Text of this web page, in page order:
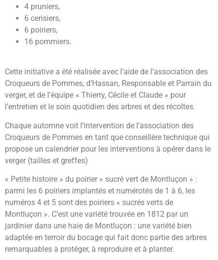
4 pruniers,
6 cerisiers,
6 poiriers,
16 pommiers.
Cette initiative a été réalisée avec l’aide de l’association des
Croqueurs de Pommes, d’Hassan, Responsable et Parrain du
verger, et de l’équipe « Thierry, Cécile et Claude » pour
l’entretien et le soin quotidien des arbres et des récoltes.
Chaque automne voit l’intervention de l’association des
Croqueurs de Pommes en tant que conseillère technique qui
propose un calendrier pour les interventions à opérer dans le
verger (tailles et greffes)
« Petite histoire » du poirier « sucré vert de Montluçon » :
parmi les 6 poiriers implantés et numérotés de 1 à 6, les
numéros 4 et 5 sont des poiriers « sucrés verts de
Montluçon ». C’est une variété trouvée en 1812 par un
jardinier dans une haie de Montluçon : une variété bien
adaptée en terroir du bocage qui fait donc partie des arbres
remarquables à protéger, à reproduire et à planter.